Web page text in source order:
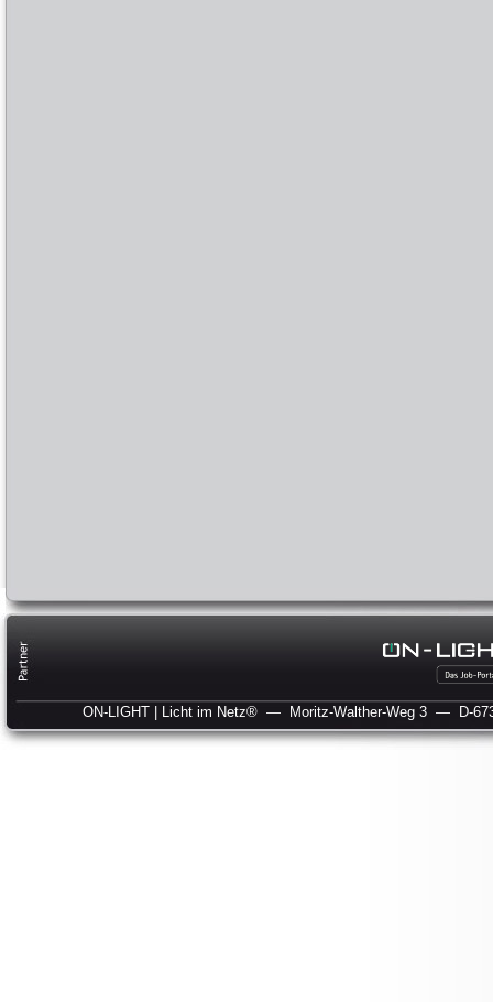
ON-LIGHT | Licht im Netz® — Moritz-Walther-Weg 3 — D-